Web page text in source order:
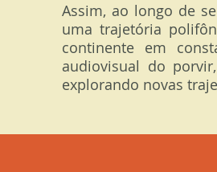
Assim, ao longo de
uma trajetória
continente em
audiovisual do
explorando novas